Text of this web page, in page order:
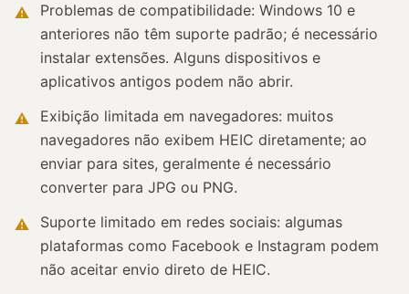
⚠
Problemas de compatibilidade: Windows 10 e
anteriores não têm suporte padrão; é necessário
instalar extensões. Alguns dispositivos e
aplicativos antigos podem não abrir.
⚠
Exibição limitada em navegadores: muitos
navegadores não exibem HEIC diretamente; ao
enviar para sites, geralmente é necessário
converter para JPG ou PNG.
⚠
Suporte limitado em redes sociais: algumas
plataformas como Facebook e Instagram podem
não aceitar envio direto de HEIC.